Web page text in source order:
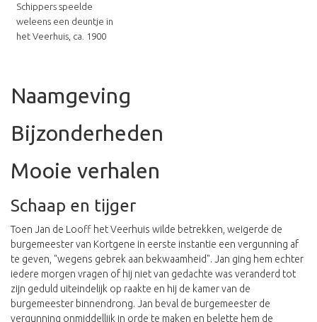
Schippers speelde
weleens een deuntje in
het Veerhuis, ca. 1900
Naamgeving
Bijzonderheden
Mooie verhalen
Schaap en tijger
Toen Jan de Looff het Veerhuis wilde betrekken, weigerde de
burgemeester van Kortgene in eerste instantie een vergunning af
te geven, "wegens gebrek aan bekwaamheid". Jan ging hem echter
iedere morgen vragen of hij niet van gedachte was veranderd tot
zijn geduld uiteindelijk op raakte en hij de kamer van de
burgemeester binnendrong. Jan beval de burgemeester de
vergunning onmiddellijk in orde te maken en belette hem de